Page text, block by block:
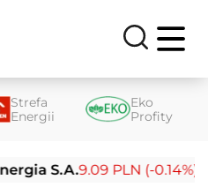
Strefa
Energii
Eko
Profity
S.A.9.09 PLN (-0.14%)